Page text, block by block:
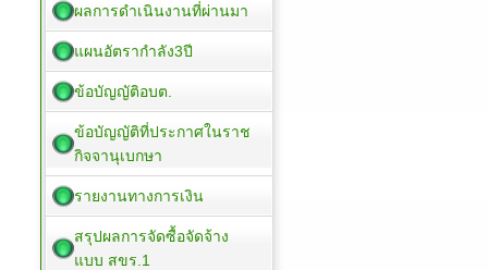
ผลการดำเนินงานที่ผ่านมา
แผนอัตรากำลัง3ปี
ข้อบัญญัติอบต.
ข้อบัญญัติที่ประกาศในราช
กิจจานุเบกษา
รายงานทางการเงิน
สรุปผลการจัดซื้อจัดจ้าง
แบบ สขร.1